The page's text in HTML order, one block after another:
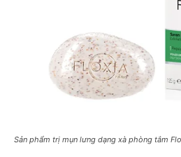
Sản phẩm trị mụn lưng dạng xà phòng tắm